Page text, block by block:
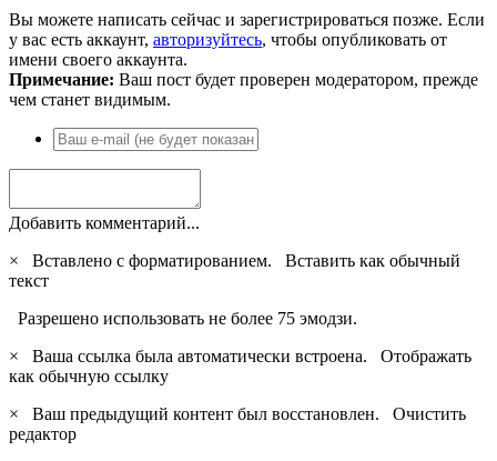
Вы можете написать сейчас и зарегистрироваться позже. Если
у вас есть аккаунт, авторизуйтесь, чтобы опубликовать от
имени своего аккаунта.
Примечание: Ваш пост будет проверен модератором, прежде
чем станет видимым.
Добавить комментарий...
×
Вставлено с форматированием. Вставить как обычный
текст
Разрешено использовать не более 75 эмодзи.
×
Ваша ссылка была автоматически встроена. Отображать
как обычную ссылку
×
Ваш предыдущий контент был восстановлен. Очистить
редактор